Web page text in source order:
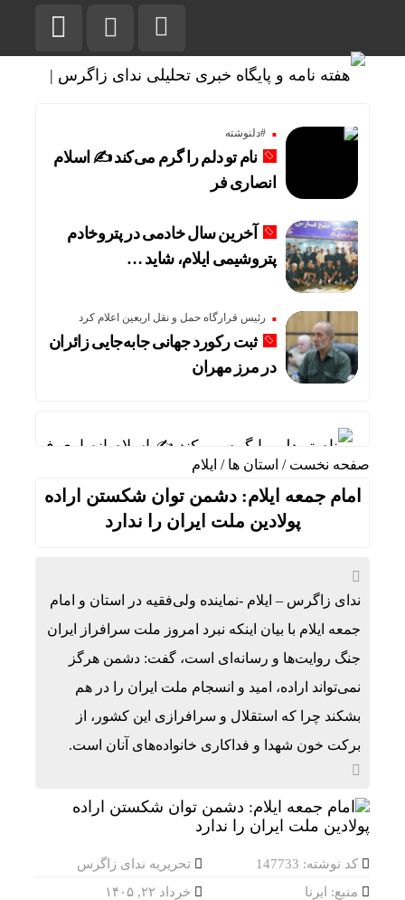
#دلنوشته
نام تو دلم را گرم می‌کند ✍️ اسلام
انصاری فر
آخرین سال خادمی در پتروخادم
پتروشیمی ایلام، شاید …
رئیس قرارگاه حمل و نقل اربعین اعلام کرد
ثبت رکورد جهانی جابه‌جایی زائران
در مرز مهران
نام تو دلم را گرم می‌کند ✍️ اسلام انصاری فر
ثبت رکورد جهانی جابه‌جایی زائران در مرز مهران
رئیس ستاد مرکزی اربعین: سهم مهران از تردد زائر بیش از
۷۳۸۰ دستگاه اتوبوس برای جابه‌جایی زائران اربعین به‌ کارگیری شد
همکاری تهران و بغداد برای خدمت به زائران در
فرمانده قرارگاه اربعین: ۲.۸ میلیون زائر به کشور بازگشتند
صفحه نخست / استان ها / ایلام
امام جمعه ایلام: دشمن توان شکستن اراده
پولادین ملت ایران را ندارد
ندای زاگرس – ایلام -نماینده ولی‌فقیه در استان و امام
جمعه ایلام با بیان اینکه نبرد امروز ملت سرافراز ایران
جنگ روایت‌ها و رسانه‌ای است، گفت: دشمن هرگز
نمی‌تواند اراده، امید و انسجام ملت ایران را در هم
بشکند چرا که استقلال و سرافرازی این کشور، از
برکت خون شهدا و فداکاری خانواده‌های آنان است.
کد نوشته: 147733
تحریریه ندای زاگرس
منبع: ایرنا
خرداد ۲۲, ۱۴۰۵